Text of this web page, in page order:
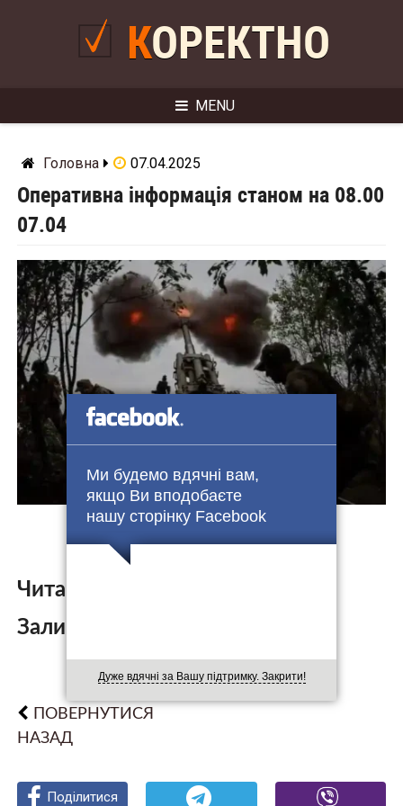
Ми будемо вдячні вам,
якщо Ви вподобаєте
нашу сторінку Facebook
Дуже вдячні за Вашу підтримку. Закрити!
КОРЕКТНО
MENU
Головна 07.04.2025
Оперативна інформація станом на 08.00
07.04
Читайте також:
Залишити коментар:
ПОВЕРНУТИСЯ
НАЗАД
Поділитися